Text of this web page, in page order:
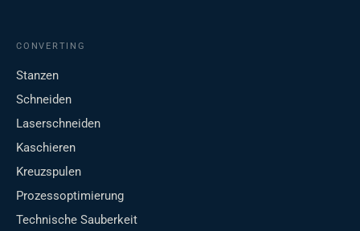
CONVERTING
Stanzen
Schneiden
Laserschneiden
Kaschieren
Kreuzspulen
Prozessoptimierung
Technische Sauberkeit